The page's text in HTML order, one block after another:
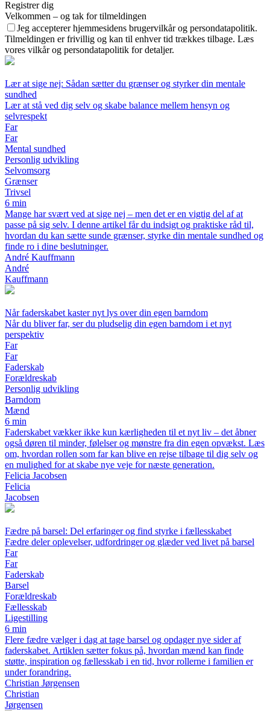
Registrer dig
Velkommen – og tak for tilmeldingen
Jeg accepterer hjemmesidens brugervilkår og persondatapolitik.
Tilmeldingen er frivillig og kan til enhver tid trækkes tilbage. Læs
vores vilkår og persondatapolitik for detaljer.
Lær at sige nej: Sådan sætter du grænser og styrker din mentale
sundhed
Lær at stå ved dig selv og skabe balance mellem hensyn og
selvrespekt
Far
Far
Mental sundhed
Personlig udvikling
Selvomsorg
Grænser
Trivsel
6 min
Mange har svært ved at sige nej – men det er en vigtig del af at
passe på sig selv. I denne artikel får du indsigt og praktiske råd til,
hvordan du kan sætte sunde grænser, styrke din mentale sundhed og
finde ro i dine beslutninger.
André Kauffmann
André
Kauffmann
Når faderskabet kaster nyt lys over din egen barndom
Når du bliver far, ser du pludselig din egen barndom i et nyt
perspektiv
Far
Far
Faderskab
Forældreskab
Personlig udvikling
Barndom
Mænd
6 min
Faderskabet vækker ikke kun kærligheden til et nyt liv – det åbner
også døren til minder, følelser og mønstre fra din egen opvækst. Læs
om, hvordan rollen som far kan blive en rejse tilbage til dig selv og
en mulighed for at skabe nye veje for næste generation.
Felicia Jacobsen
Felicia
Jacobsen
Fædre på barsel: Del erfaringer og find styrke i fællesskabet
Fædre deler oplevelser, udfordringer og glæder ved livet på barsel
Far
Far
Faderskab
Barsel
Forældreskab
Fællesskab
Ligestilling
6 min
Flere fædre vælger i dag at tage barsel og opdager nye sider af
faderskabet. Artiklen sætter fokus på, hvordan mænd kan finde
støtte, inspiration og fællesskab i en tid, hvor rollerne i familien er
under forandring.
Christian Jørgensen
Christian
Jørgensen